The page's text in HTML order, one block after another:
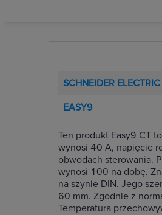
SCHNEIDER ELECTRIC
EASY9
Ten produkt Easy9 CT
wynosi 40 A, napięcie
obwodach sterowania.
wynosi 100 na dobę.
na szynie DIN. Jego
60 mm. Zgodnie z
Temperatura